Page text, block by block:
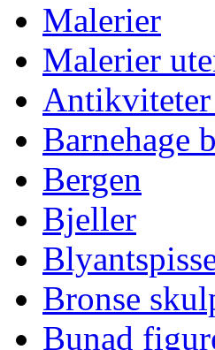
Malerier
Malerier
Barnehage
Bergen
Bjeller
Bronse
Bunad